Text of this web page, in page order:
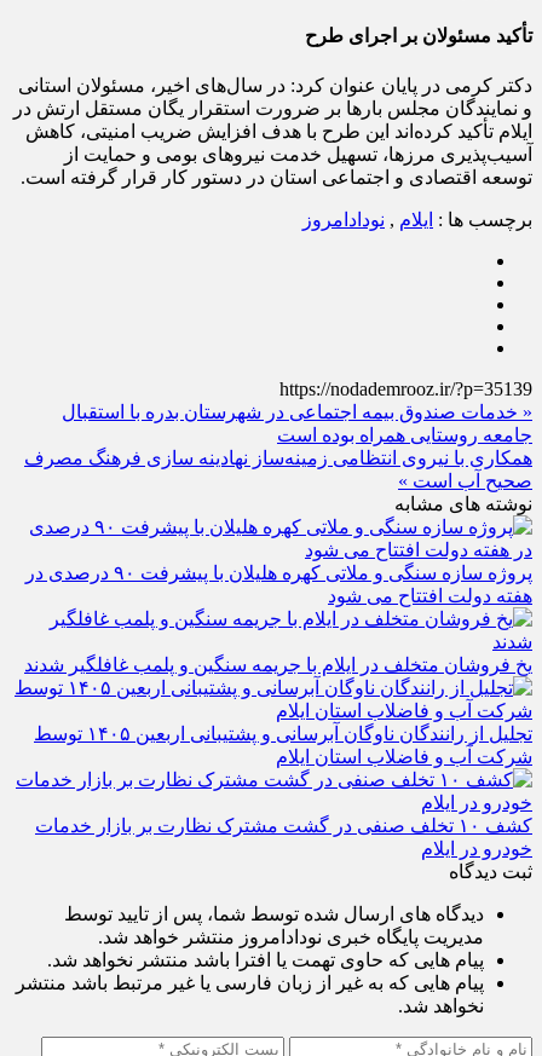
تأکید مسئولان بر اجرای طرح
دکتر کرمی در پایان عنوان کرد: در سال‌های اخیر، مسئولان استانی
و نمایندگان مجلس بارها بر ضرورت استقرار یگان مستقل ارتش در
ایلام تأکید کرده‌اند این طرح با هدف افزایش ضریب امنیتی، کاهش
آسیب‌پذیری مرزها، تسهیل خدمت نیروهای بومی و حمایت از
توسعه اقتصادی و اجتماعی استان در دستور کار قرار گرفته است.
برچسب ها : ایلام , نودادامروز
https://nodademrooz.ir/?p=35139
« خدمات صندوق بیمه اجتماعی در شهرستان بدره با استقبال
جامعه روستایی همراه بوده است
همکاری با نیروی انتظامی زمینه‌ساز نهادینه‌ سازی فرهنگ مصرف
صحیح آب است »
نوشته های مشابه
پروژه سازه سنگی و ملاتی کهره هلیلان با پیشرفت ۹۰ درصدی در
هفته دولت افتتاح می شود
یخ‌ فروشان متخلف در ایلام با جریمه سنگین و پلمب غافلگیر شدند
تجلیل از رانندگان ناوگان آبرسانی و پشتیبانی اربعین ۱۴۰۵ توسط
شرکت آب و فاضلاب استان ایلام
کشف ۱۰ تخلف صنفی در گشت مشترک نظارت بر بازار خدمات
خودرو در ایلام
ثبت دیدگاه
دیدگاه های ارسال شده توسط شما، پس از تایید توسط
مدیریت پایگاه خبری نودادامروز منتشر خواهد شد.
پیام هایی که حاوی تهمت یا افترا باشد منتشر نخواهد شد.
پیام هایی که به غیر از زبان فارسی یا غیر مرتبط باشد منتشر
نخواهد شد.